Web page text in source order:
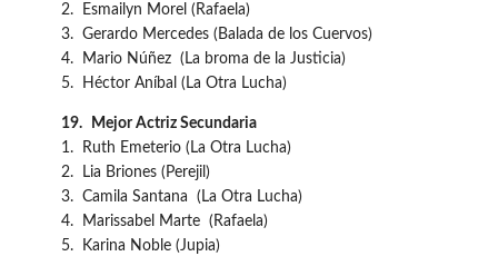
2. Esmailyn Morel (Rafaela)
3. Gerardo Mercedes (Balada de los Cuervos)
4. Mario Núñez (La broma de la Justicia)
5. Héctor Aníbal (La Otra Lucha)
19.
Mejor Actriz Secundaria
1. Ruth Emeterio (La Otra Lucha)
2. Lia Briones (Perejil)
3. Camila Santana (La Otra Lucha)
4. Marissabel Marte (Rafaela)
5. Karina Noble (Jupia)